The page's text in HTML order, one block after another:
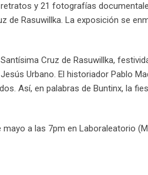
y 21 fotografías
de Rasuwillka. La exposición se
Cruz de Rasuwillka,
Urbano. El historiador Pablo
Así, en palabras de Buntinx, la
a las 7pm en Laboraleatorio